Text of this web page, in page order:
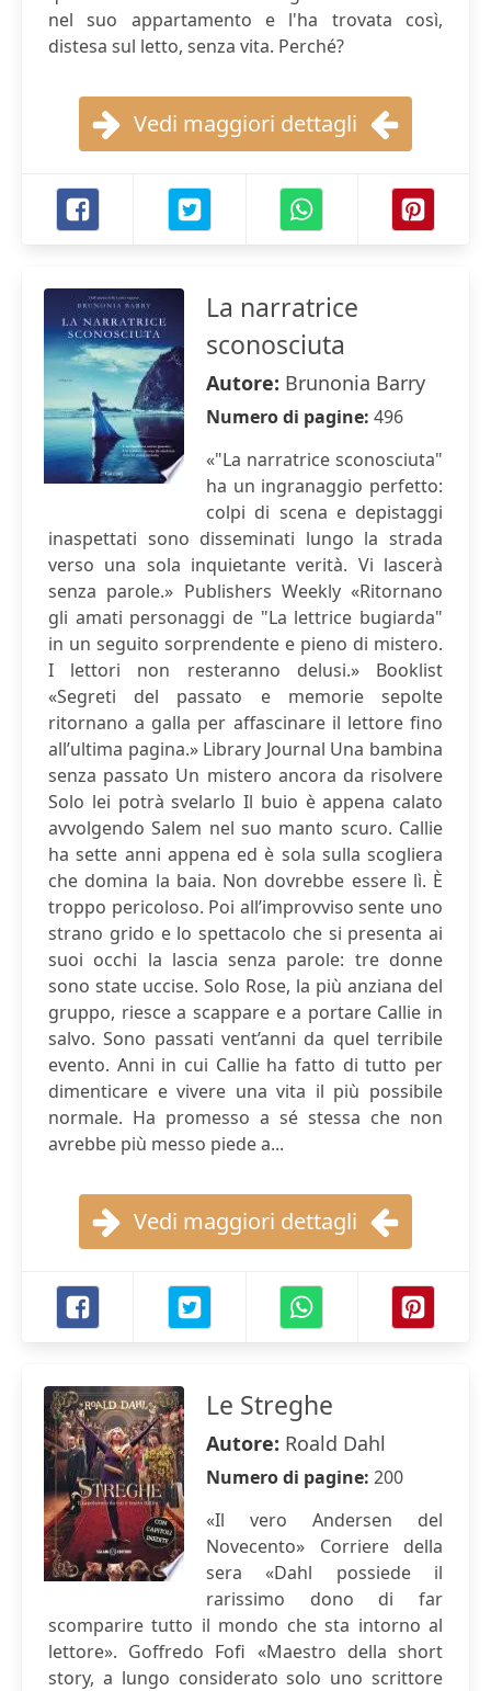
nel suo appartamento e l'ha trovata così,
distesa sul letto, senza vita. Perché?
Vedi maggiori dettagli
La narratrice
sconosciuta
Autore: Brunonia Barry
Numero di pagine: 496
«"La narratrice sconosciuta"
ha un ingranaggio perfetto:
colpi di scena e depistaggi
inaspettati sono disseminati lungo la strada
verso una sola inquietante verità. Vi lascerà
senza parole.» Publishers Weekly «Ritornano
gli amati personaggi de "La lettrice bugiarda"
in un seguito sorprendente e pieno di mistero.
I lettori non resteranno delusi.» Booklist
«Segreti del passato e memorie sepolte
ritornano a galla per affascinare il lettore fino
all’ultima pagina.» Library Journal Una bambina
senza passato Un mistero ancora da risolvere
Solo lei potrà svelarlo Il buio è appena calato
avvolgendo Salem nel suo manto scuro. Callie
ha sette anni appena ed è sola sulla scogliera
che domina la baia. Non dovrebbe essere lì. È
troppo pericoloso. Poi all’improvviso sente uno
strano grido e lo spettacolo che si presenta ai
suoi occhi la lascia senza parole: tre donne
sono state uccise. Solo Rose, la più anziana del
gruppo, riesce a scappare e a portare Callie in
salvo. Sono passati vent’anni da quel terribile
evento. Anni in cui Callie ha fatto di tutto per
dimenticare e vivere una vita il più possibile
normale. Ha promesso a sé stessa che non
avrebbe più messo piede a...
Vedi maggiori dettagli
Le Streghe
Autore: Roald Dahl
Numero di pagine: 200
«Il vero Andersen del
Novecento» Corriere della
sera «Dahl possiede il
rarissimo dono di far
scomparire tutto il mondo che sta intorno al
lettore». Goffredo Fofi «Maestro della short
story, a lungo considerato solo uno scrittore